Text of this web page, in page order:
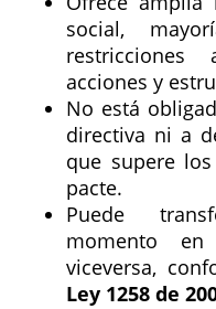
social,
acciones y
No está
directiva ni a
que supere
pacte.
Puede
momento
viceversa,
Ley 1258 de